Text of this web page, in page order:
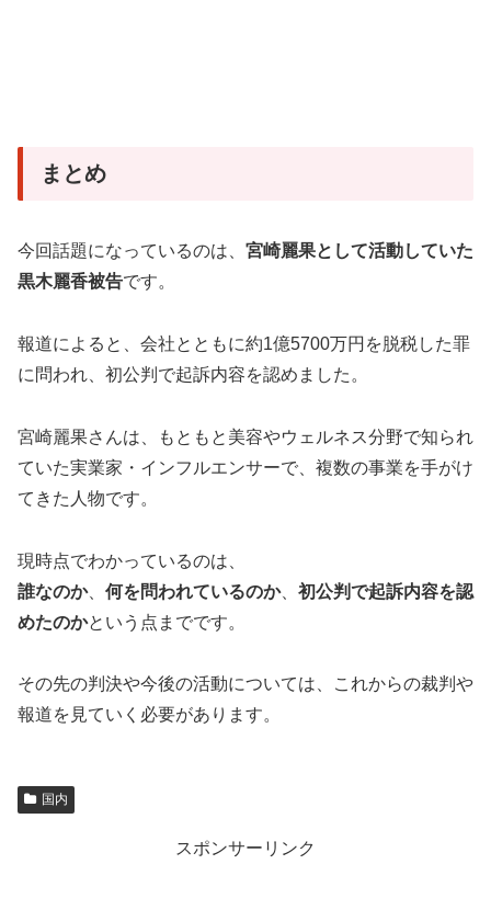
まとめ
今回話題になっているのは、 宮崎麗果として活動していた
黒木麗香被告です。
報道によると、会社とともに約1億5700万円を脱税した罪
に問われ、初公判で起訴内容を認めました。
宮崎麗果さんは、もともと美容やウェルネス分野で知られ
ていた実業家・インフルエンサーで、複数の事業を手がけ
てきた人物です。
現時点でわかっているのは、
誰なのか、 何を問われているのか、 初公判で起訴内容を認
めたのかという点までです。
その先の判決や今後の活動については、これからの裁判や
報道を見ていく必要があります。
国内
スポンサーリンク